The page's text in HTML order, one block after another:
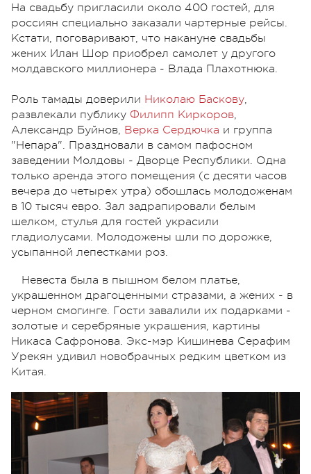
На свадьбу пригласили около 400 гостей, для
россиян специально заказали чартерные рейсы.
Кстати, поговаривают, что накануне свадьбы
жених Илан Шор приобрел самолет у другого
молдавского миллионера - Влада Плахотнюка.
Роль тамады доверили Николаю Баскову,
развлекали публику Филипп Киркоров,
Александр Буйнов, Верка Сердючка и группа
"Непара". Праздновали в самом пафосном
заведении Молдовы - Дворце Республики. Одна
только аренда этого помещения (с десяти часов
вечера до четырех утра) обошлась молодоженам
в 10 тысяч евро. Зал задрапировали белым
шелком, стулья для гостей украсили
гладиолусами. Молодожены шли по дорожке,
усыпанной лепестками роз.
Невеста была в пышном белом платье,
украшенном драгоценными стразами, а жених - в
черном смогинге. Гости завалили их подарками -
золотые и серебряные украшения, картины
Никаса Сафронова. Экс-мэр Кишинева Серафим
Урекян удивил новобрачных редким цветком из
Китая.